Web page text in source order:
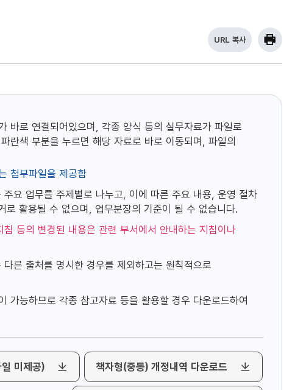
URL 복사
현
버
튼
프린
바로 연결되어있으며, 각종 양식 등의 실무자료가 파일로
란색 부분을 누르면 해당 자료로 바로 이동되며, 파일의
첨부파일을 제공함
요 업무를 주제별로 나누고, 이에 따른 주요 내용, 운영 절차
로 활용될 수 없으며, 업무분장의 기준이 될 수 없습니다.
등의 변경된 내용은 관련 부서에서 안내하는 지침이나
른 출처를 명시한 경우를 제외하고는 원칙적으로
가능하므로 각종 참고자료 등을 활용할 경우 다운로드하여
미제공) 책자형(중등) 개정내역 다운로드